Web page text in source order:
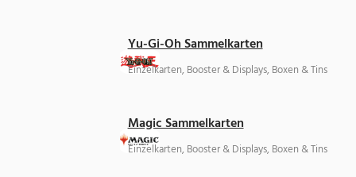
Yu-Gi-Oh Sammelkarten
Einzelkarten, Booster & Displays, Boxen & Tins
Magic Sammelkarten
Einzelkarten, Booster & Displays, Boxen & Tins